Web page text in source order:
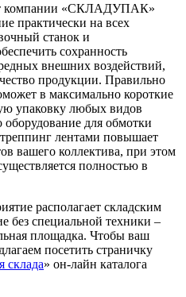
компании «СКЛАДУПАК»
практически на всех
станок и
сохранность
внешних воздействий,
продукции. Правильно
в максимально короткие
упаковку любых видов
для обмотки
лентами повышает
вашего коллектива, при этом
полностью в
располагает складским
без специальной техники –
площадка. Чтобы ваш
посетить страничку
склада» он-лайн каталога